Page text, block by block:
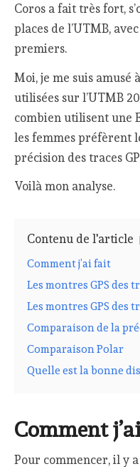
Coros a fait très fort,
places de l’UTMB,
premiers.
Moi, je me suis amusé
utilisées sur l’UTMB
combien utilisent une
les femmes préfèrent
précision des traces
Voilà mon analyse.
Contenu de l'article
Comment j’ai fait
Les montres GPS des
Les montres GPS des
Comparaison de la
Comparaison Polar
Quelle est la bonne
Comment
Pour commencer, il y